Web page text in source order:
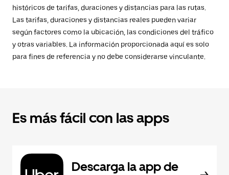
históricos de tarifas, duraciones y distancias para las rutas.
Las tarifas, duraciones y distancias reales pueden variar
según factores como la ubicación, las condiciones del tráfico
y otras variables. La información proporcionada aquí es solo
para fines de referencia y no debe considerarse vinculante.
Es más fácil con las apps
Descarga la app de